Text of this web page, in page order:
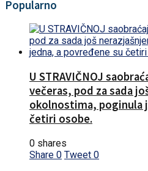
Popularno
U STRAVIČNOJ
večeras, pod za sada
okolnostima, poginula
četiri osobe.
0 shares
Share 0 Tweet 0